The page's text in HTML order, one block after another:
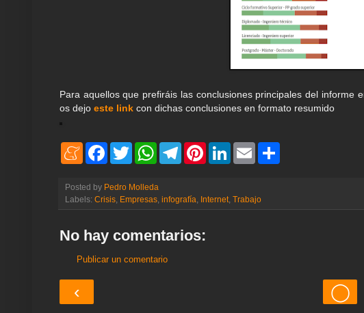
Para aquellos que prefiráis las conclusiones principales del informe
os dejo este link con dichas conclusiones en formato resumido
M
a
m
e
F
b
o
o
T
w
t
e
r
W
s
A
p
T
r
a
P
r
e
L
d
I
E
Posted by Pedro Molleda
Labels: Crisis Empresas infografía Internet Trabajo
No hay comentarios:
Publicar un comentario
‹ ◯